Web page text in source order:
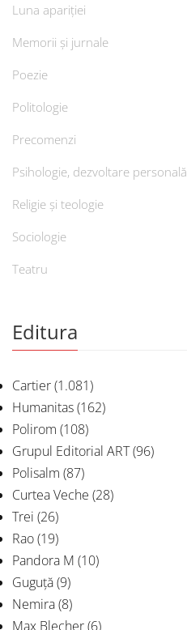
Luna apariției
Memorii și jurnale
Poezie
Politologie
Precomenzi
Psihologie, dezvoltare personală
Religie și teologie
Sociologie
Teatru
Editura
Cartier(1.081)
Humanitas(162)
Polirom (108)
Grupul Editorial ART(96)
Polisalm (87)
Curtea Veche (28)
Trei (26)
Rao(19)
Pandora M (10)
Guguță(9)
Nemira(8)
Max Blecher(6)